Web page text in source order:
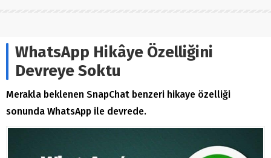
WhatsApp Hikâye Özelliğini
Devreye Soktu
Merakla beklenen SnapChat benzeri hikaye özelliği
sonunda WhatsApp ile devrede.